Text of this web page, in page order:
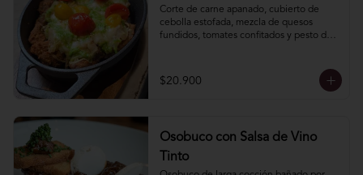
Corte de carne apanado, cubierto de
cebolla estofada, mezcla de quesos
fundidos, tomates confitados y pesto de
$20.900
Osobuco con Salsa de Vino
Tinto